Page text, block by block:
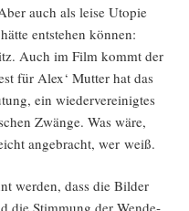
auch als lei­se Uto­pie
ent­ste­hen kön­nen:
Auch im Film kommt der
für Alex‘ Mut­ter hat das
ein wie­der­ver­ei­nig­tes
Zwän­ge. Was wäre,
ange­bracht, wer weiß.
wer­den, dass die Bil­der